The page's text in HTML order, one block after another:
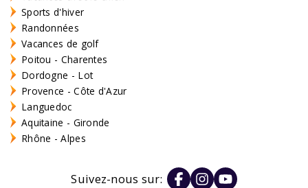
Sports d'hiver
Randonnées
Vacances de golf
Poitou - Charentes
Dordogne - Lot
Provence - Côte d'Azur
Languedoc
Aquitaine - Gironde
Rhône - Alpes
Suivez-nous sur: